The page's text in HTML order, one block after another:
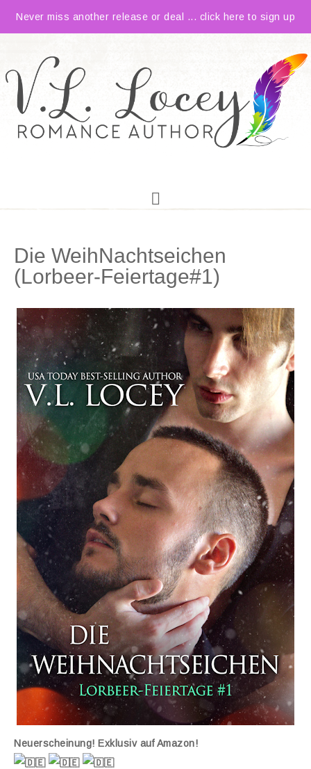
Never miss another release or deal ... click here to sign up
Die WeihNachtseichen
(Lorbeer-Feiertage#1)
Neuerscheinung! Exklusiv auf Amazon!